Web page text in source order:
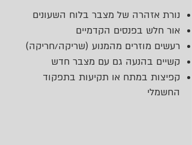
נורת אזהרה של מצבר בלוח השעונים
אור חלש בפנסים הקדמיים
רעשים מוזרים מהמנוע (שריקה/חריקה)
קשיים בהנעה גם עם מצבר חדש
קפיצות במתח או תקיעות בתפקוד
החשמלי